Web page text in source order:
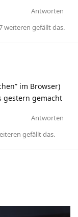
Antworten
weiteren gefällt das.
im Browser)
gestern gemacht
Antworten
gefällt das.